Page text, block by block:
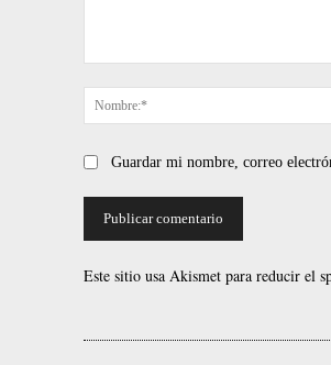
Guardar mi nombre, correo
Este sitio usa Akismet para reducir el